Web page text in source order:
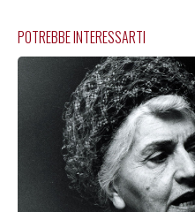
POTREBBE INTERESSARTI